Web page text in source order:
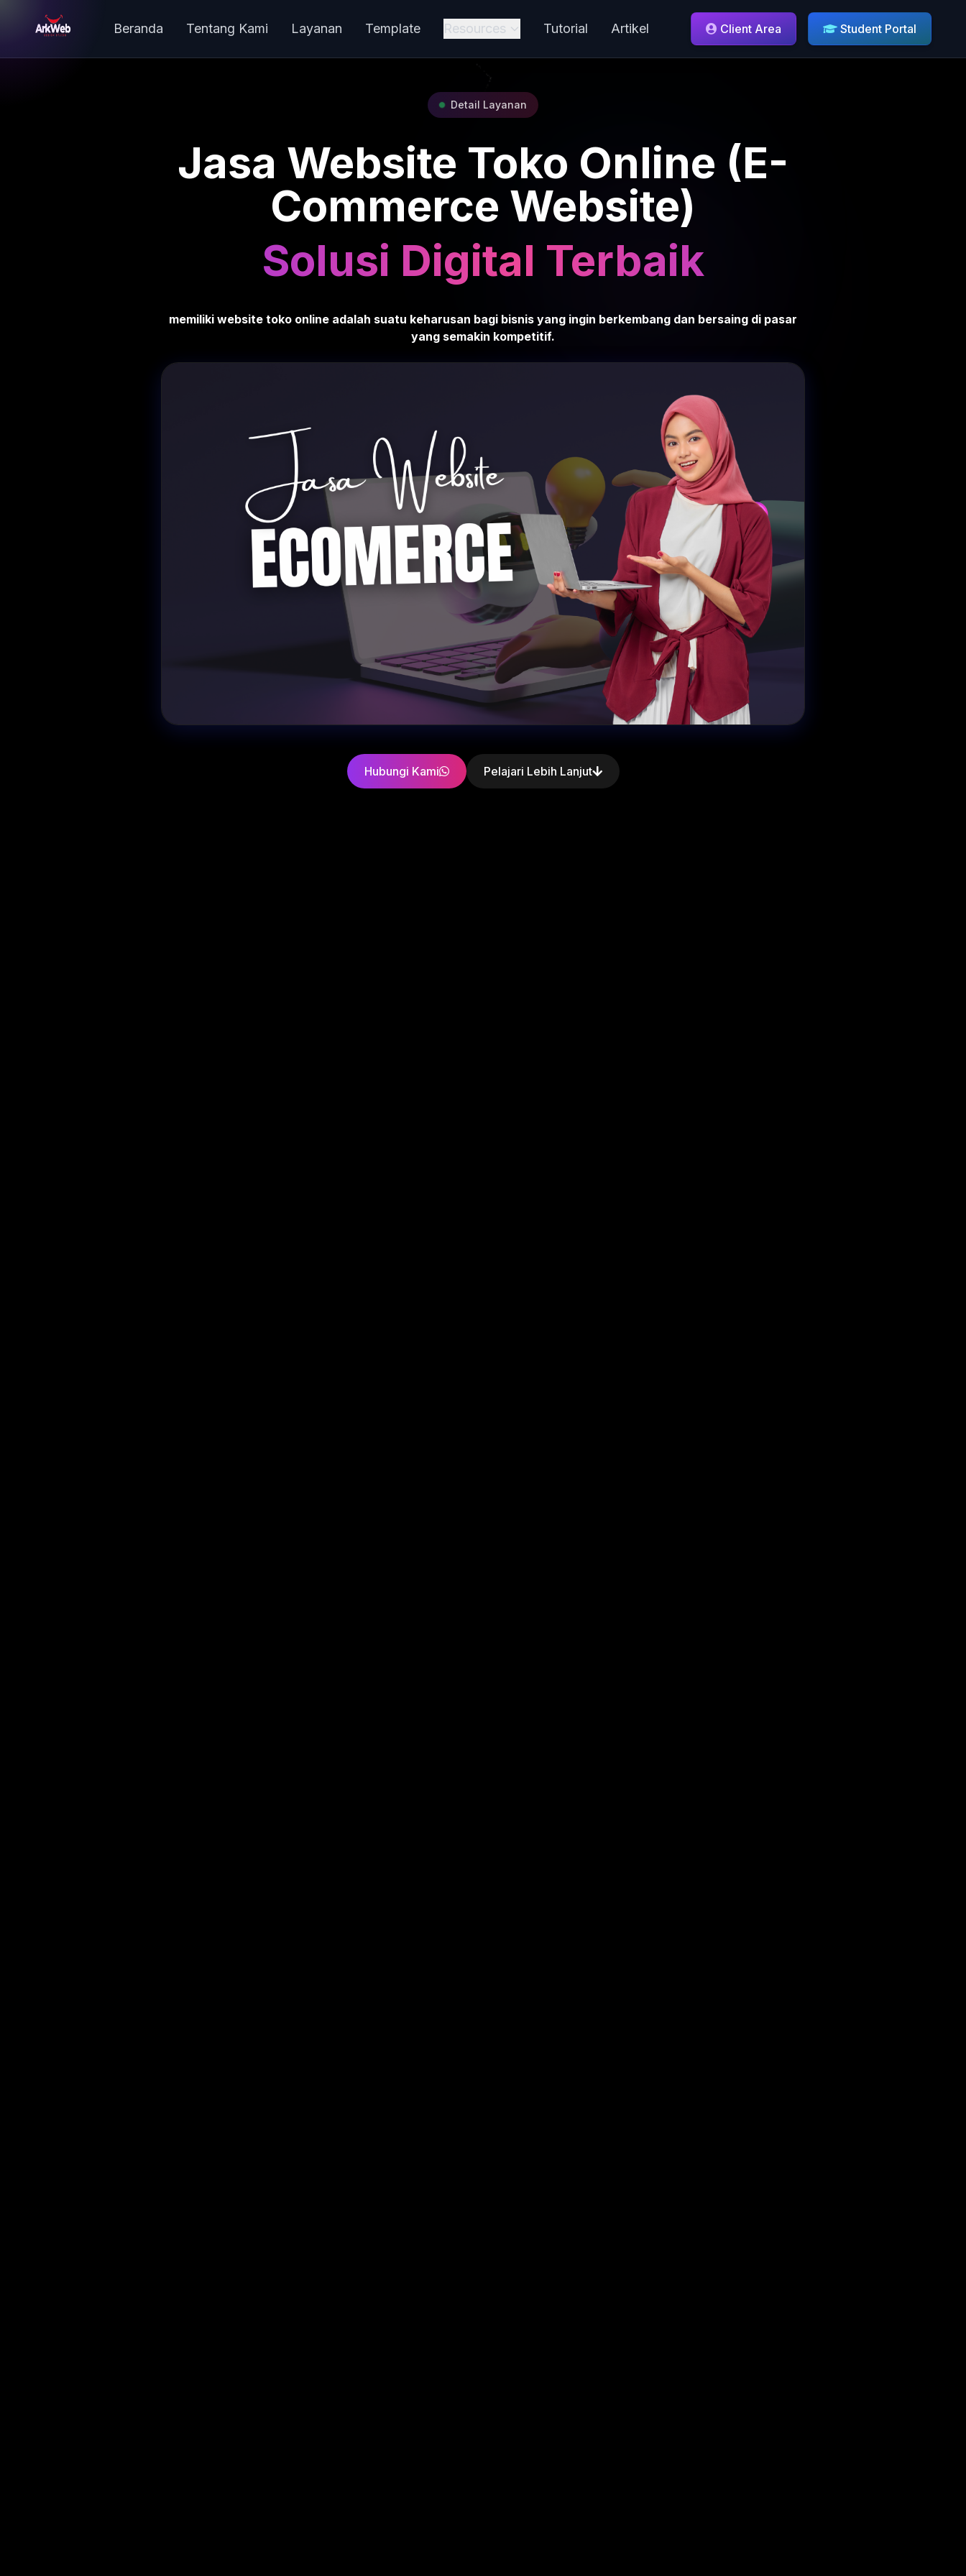
Beranda Tentang Kami Layanan Template Resources Tutorial Artikel Client Area Student Portal
Detail Layanan
Jasa Website Toko Online (E-
Commerce Website)
Solusi Digital Terbaik
memiliki website toko online adalah suatu keharusan bagi bisnis yang ingin berkembang dan bersaing di pasar
yang semakin kompetitif.
Hubungi Kami Pelajari Lebih Lanjut